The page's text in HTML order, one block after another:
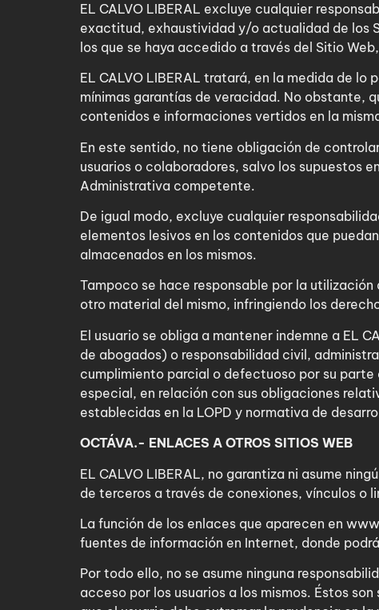
EL CALVO LIBERAL excluye cualquier
exactitud, exhaustividad y/o actualidad de los
los que se haya accedido a través del Sitio
EL CALVO LIBERAL tratará, en la medida de
mínimas garantías de veracidad. No obstante,
contenidos e informaciones vertidos en la
En este sentido, no tiene obligación de
usuarios o colaboradores, salvo los supuestos
Administrativa competente.
De igual modo, excluye cualquier
elementos lesivos en los contenidos que
almacenados en los mismos.
Tampoco se hace responsable por la
otro material del mismo, infringiendo los
El usuario se obliga a mantener indemne a EL
de abogados) o responsabilidad civil,
cumplimiento parcial o defectuoso por su
especial, en relación con sus obligaciones
establecidas en la LOPD y normativa de
OCTÁVA.- ENLACES A OTROS SITIOS WEB
EL CALVO LIBERAL, no garantiza ni asume
de terceros a través de conexiones, vínculos o
La función de los enlaces que aparecen en
fuentes de información en Internet, donde
Por todo ello, no se asume ninguna
acceso por los usuarios a los mismos. Éstos